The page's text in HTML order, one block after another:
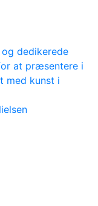
dedikerede
at præsentere i
med kunst i